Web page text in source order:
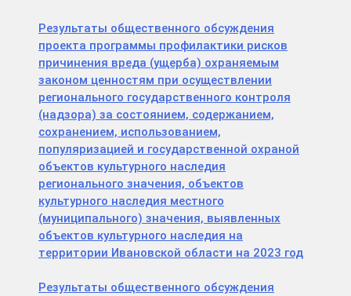
Результаты общественного обсуждения
проекта программы профилактики рисков
причинения вреда (ущерба) охраняемым
законом ценностям при осуществлении
регионального государственного контроля
(надзора) за состоянием, содержанием,
сохранением, использованием,
популяризацией и государственной охраной
объектов культурного наследия
регионального значения, объектов
культурного наследия местного
(муниципального) значения, выявленных
объектов культурного наследия на
территории Ивановской области на 2023 год
Результаты общественного обсуждения